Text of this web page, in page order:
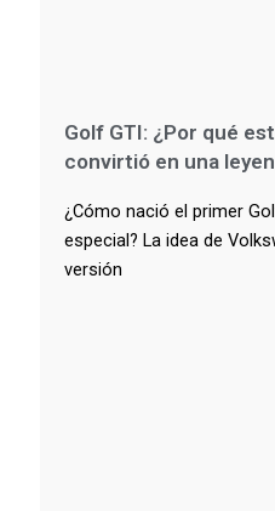
Golf GTI: ¿Por qué
convirtió en una
¿Cómo nació el primer
especial? La idea de
versión